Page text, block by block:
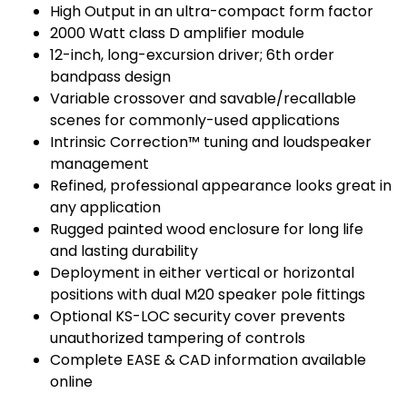
High Output in an ultra-compact form factor
2000 Watt class D amplifier module
12-inch, long-excursion driver; 6th order
bandpass design
Variable crossover and savable/recallable
scenes for commonly-used applications
Intrinsic Correction™ tuning and loudspeaker
management
Refined, professional appearance looks great in
any application
Rugged painted wood enclosure for long life
and lasting durability
Deployment in either vertical or horizontal
positions with dual M20 speaker pole fittings
Optional KS-LOC security cover prevents
unauthorized tampering of controls
Complete EASE & CAD information available
online